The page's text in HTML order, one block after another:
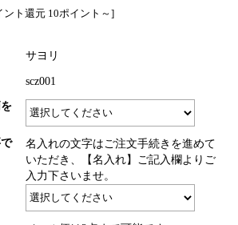
ント還元 10ポイント～]
サヨリ
scz001
名入れの文字はご注文手続きを進めて
いただき、【名入れ】ご記入欄よりご
入力下さいませ。